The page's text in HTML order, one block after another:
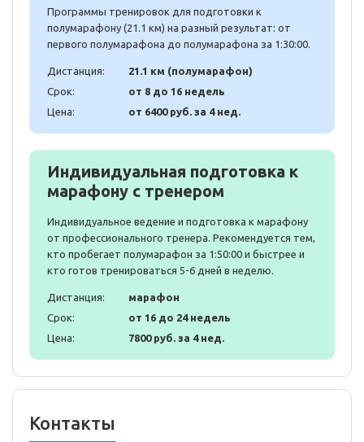
Программы тренировок для подготовки к
полумарафону (21.1 км) на разный результат: от
первого полумарафона до полумарафона за 1:30:00.
Дистанция:
21.1 км (полумарафон)
Срок:
от 8 до 16 недель
Цена:
от 6400 руб. за 4 нед.
Индивидуальная подготовка к
марафону с тренером
Индивидуальное ведение и подготовка к марафону
от профессионального тренера. Рекомендуется тем,
кто пробегает полумарафон за 1:50:00 и быстрее и
кто готов тренироваться 5-6 дней в неделю.
Дистанция:
марафон
Срок:
от 16 до 24 недель
Цена:
7800 руб. за 4 нед.
Контакты